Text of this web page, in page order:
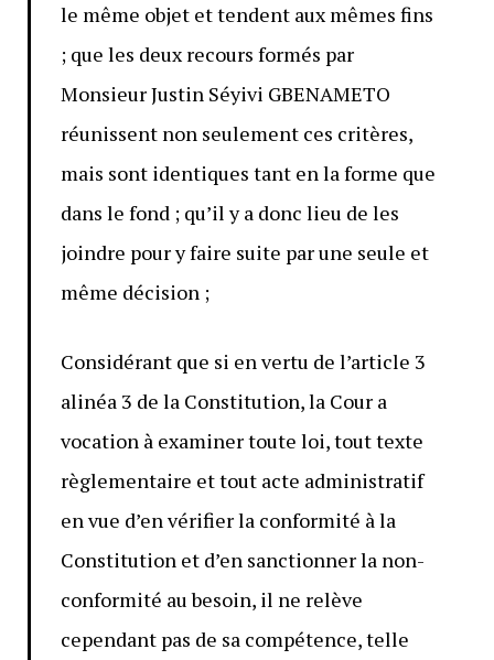
le même objet et tendent aux mêmes fins
; que les deux recours formés par
Monsieur Justin Séyivi GBENAMETO
réunissent non seulement ces critères,
mais sont identiques tant en la forme que
dans le fond ; qu’il y a donc lieu de les
joindre pour y faire suite par une seule et
même décision ;
Considérant que si en vertu de l’article 3
alinéa 3 de la Constitution, la Cour a
vocation à examiner toute loi, tout texte
règlementaire et tout acte administratif
en vue d’en vérifier la conformité à la
Constitution et d’en sanctionner la non-
conformité au besoin, il ne relève
cependant pas de sa compétence, telle